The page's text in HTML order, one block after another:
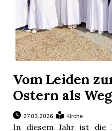
Vom Leiden
Ostern als
27.03.2026 Kirche
In diesem Jahr ist die